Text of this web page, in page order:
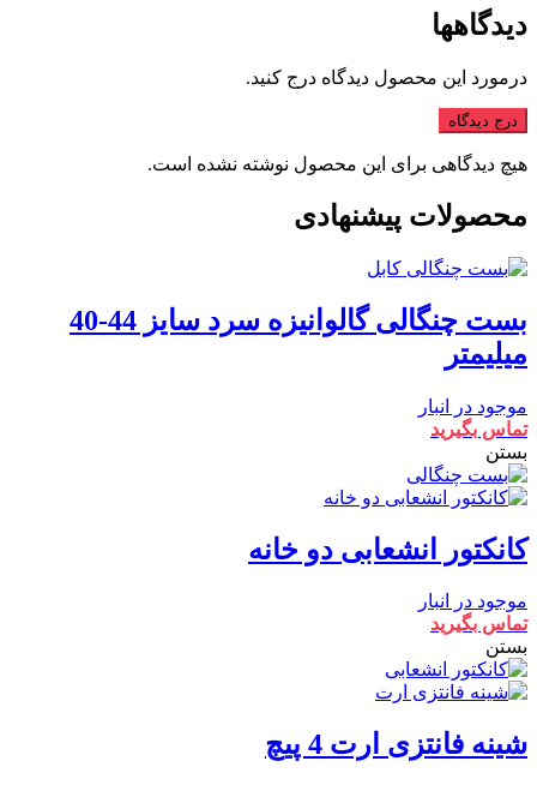
دیدگاهها
درمورد این محصول دیدگاه درج کنید.
درج دیدگاه
هیچ دیدگاهی برای این محصول نوشته نشده است.
محصولات پیشنهادی
بست چنگالی گالوانیزه سرد سایز 44-40
میلیمتر
موجود در انبار
تماس بگیرید
بستن
کانکتور انشعابی دو خانه
موجود در انبار
تماس بگیرید
بستن
شینه فانتزی ارت 4 پیچ